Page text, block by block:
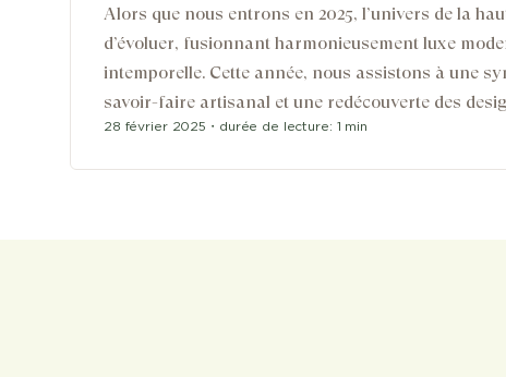
Alors que nous entrons en 2025, l’univers de la
d’évoluer, fusionnant harmonieusement luxe
intemporelle. Cette année, nous assistons à une
savoir-faire artisanal et une redécouverte des
28 février 2025 ・ durée de lecture: 1 min